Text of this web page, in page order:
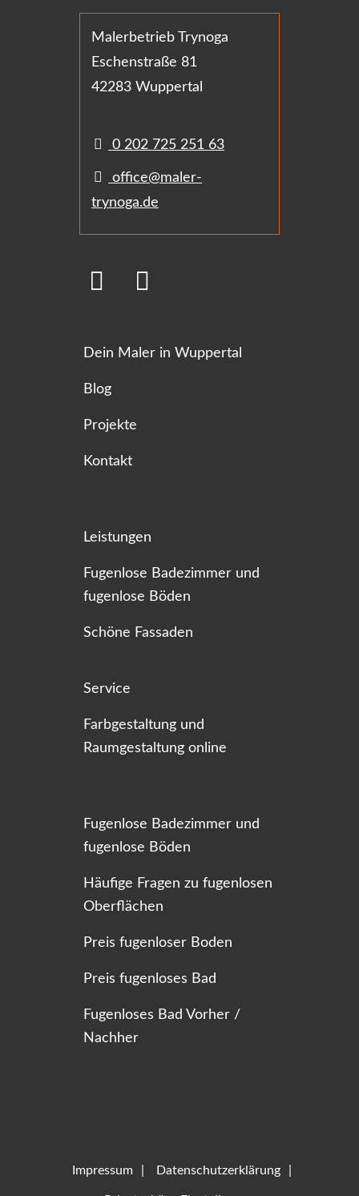
Malerbetrieb Trynoga
Eschenstraße 81
42283 Wuppertal
0 202 725 251 63
office@maler-
trynoga.de
Dein Maler in Wuppertal
Blog
Projekte
Kontakt
Leistungen
Fugenlose Badezimmer und
fugenlose Böden
Schöne Fassaden
Service
Farbgestaltung und
Raumgestaltung online
Fugenlose Badezimmer und
fugenlose Böden
Häufige Fragen zu fugenlosen
Oberflächen
Preis fugenloser Boden
Preis fugenloses Bad
Fugenloses Bad Vorher /
Nachher
Impressum Datenschutzerklärung